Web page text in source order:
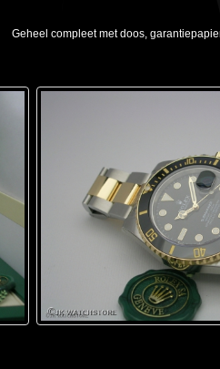
Geheel compleet met doos,